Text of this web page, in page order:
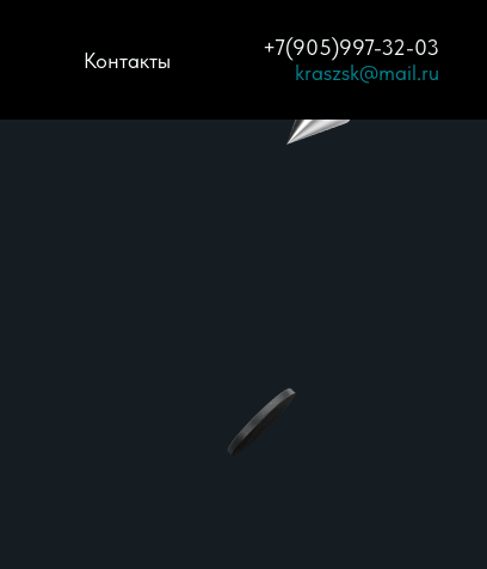
Контакты
+7(905)997-32-03
kraszsk@mail.ru